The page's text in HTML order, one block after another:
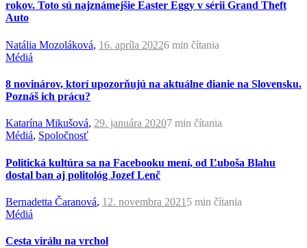
rokov. Toto sú najznámejšie Easter Eggy v sérii Grand Theft
Auto
Natália Mozoláková, 16. apríla 20226 min čítania
Médiá
8 novinárov, ktorí upozorňujú na aktuálne dianie na Slovensku.
Poznáš ich prácu?
Katarína Mikušová, 29. januára 20207 min čítania
Médiá, Spoločnosť
Politická kultúra sa na Facebooku mení, od Ľuboša Blahu
dostal ban aj politológ Jozef Lenč
Bernadetta Čaranová, 12. novembra 2021 5 min čítania
Médiá
Cesta virálu na vrchol